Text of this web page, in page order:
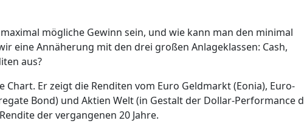
mögliche Gewinn sein, und wie kann man den minimal
eine Annäherung mit den drei großen Anlageklassen: Cash,
aus?
Er zeigt die Renditen vom Euro Geldmarkt (Eonia), Euro-
Bond) und Aktien Welt (in Gestalt der Dollar-Performance
der vergangenen 20 Jahre.